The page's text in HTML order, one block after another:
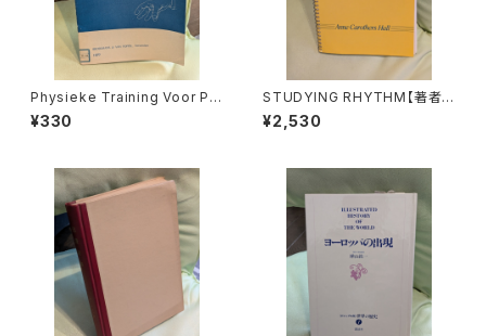
Physieke Training Voor Pia
nisten en Andere Instrume
ntalisten【著者：Dr.G.C.Kop】
¥330
STUDYING RHYTHM【著者：
Anne Carothers Hall】出版
社：PRENTICE-HALL,INC 19
¥2,530